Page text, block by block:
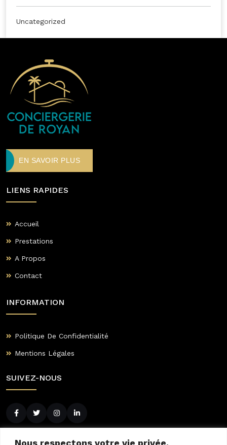
Nous respectons votre vie privée.
Uncategorized
EN SAVOIR PLUS
LIENS RAPIDES
Accueil
Prestations
A Propos
Contact
INFORMATION
Politique De Confidentialité
Mentions Légales
SUIVEZ-NOUS
CONTACTEZ-NOUS